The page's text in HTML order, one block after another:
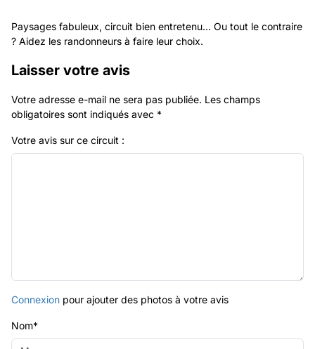
Paysages fabuleux, circuit bien entretenu... Ou tout le contraire
? Aidez les randonneurs à faire leur choix.
Laisser votre avis
Votre adresse e-mail ne sera pas publiée. Les champs
obligatoires sont indiqués avec *
Votre avis sur ce circuit :
Connexion pour ajouter des photos à votre avis
Nom*